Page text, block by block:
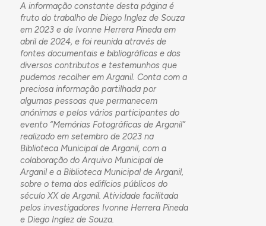
A informação constante desta página é
fruto do trabalho de Diego Inglez de Souza
em 2023 e de Ivonne Herrera Pineda em
abril de 2024, e foi reunida através de
fontes documentais e bibliográficas e dos
diversos contributos e testemunhos que
pudemos recolher em Arganil. Conta com a
preciosa informação partilhada por
algumas pessoas que permanecem
anónimas e pelos vários participantes do
evento “Memórias Fotográficas de Arganil”
realizado em setembro de 2023 na
Biblioteca Municipal de Arganil, com a
colaboração do Arquivo Municipal de
Arganil e a Biblioteca Municipal de Arganil,
sobre o tema dos edifícios públicos do
século XX de Arganil. Atividade facilitada
pelos investigadores Ivonne Herrera Pineda
e Diego Inglez de Souza.